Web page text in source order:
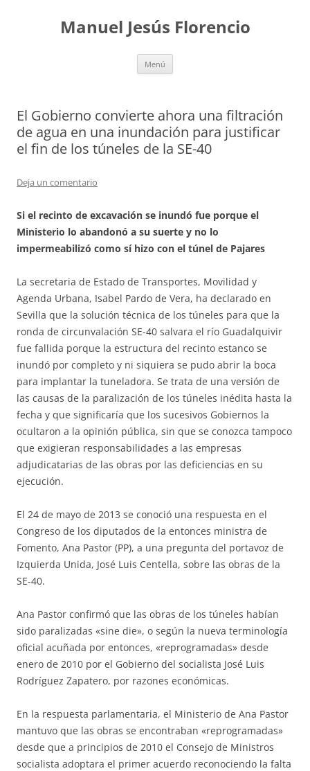
contenidoManuel Jesús Florencio
Menú
El Gobierno convierte ahora una filtración
de agua en una inundación para justificar
el fin de los túneles de la SE-40
Deja un comentario
Si el recinto de excavación se inundó fue porque el
Ministerio lo abandonó a su suerte y no lo
impermeabilizó como sí hizo con el túnel de Pajares
La secretaria de Estado de Transportes, Movilidad y
Agenda Urbana, Isabel Pardo de Vera, ha declarado en
Sevilla que la solución técnica de los túneles para que la
ronda de circunvalación SE-40 salvara el río Guadalquivir
fue fallida porque la estructura del recinto estanco se
inundó por completo y ni siquiera se pudo abrir la boca
para implantar la tuneladora. Se trata de una versión de
las causas de la paralización de los túneles inédita hasta la
fecha y que significaría que los sucesivos Gobiernos la
ocultaron a la opinión pública, sin que se conozca tampoco
que exigieran responsabilidades a las empresas
adjudicatarias de las obras por las deficiencias en su
ejecución.
El 24 de mayo de 2013 se conoció una respuesta en el
Congreso de los diputados de la entonces ministra de
Fomento, Ana Pastor (PP), a una pregunta del portavoz de
Izquierda Unida, José Luis Centella, sobre las obras de la
SE-40.
Ana Pastor confirmó que las obras de los túneles habían
sido paralizadas «sine die», o según la nueva terminología
oficial acuñada por entonces, «reprogramadas» desde
enero de 2010 por el Gobierno del socialista José Luis
Rodríguez Zapatero, por razones económicas.
En la respuesta parlamentaria, el Ministerio de Ana Pastor
mantuvo que las obras se encontraban «reprogramadas»
desde que a principios de 2010 el Consejo de Ministros
socialista adoptara el primer acuerdo reconociendo la falta